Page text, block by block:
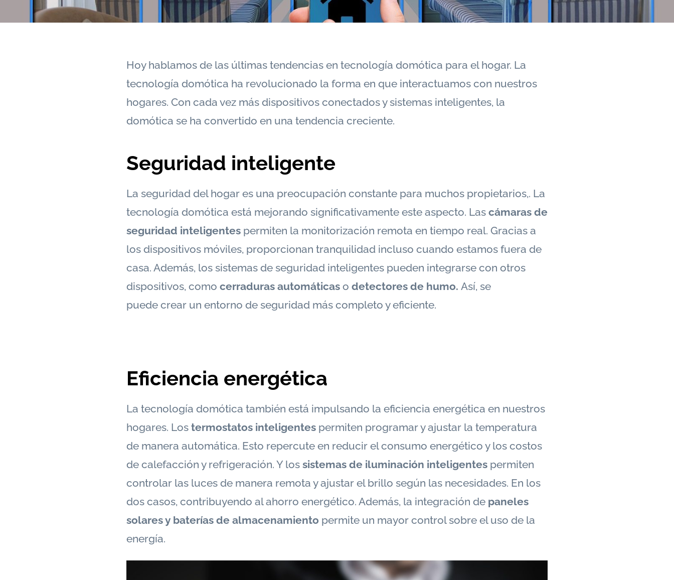
Hoy hablamos de las últimas tendencias en tecnología domótica para el hogar. La
tecnología domótica ha revolucionado la forma en que interactuamos con nuestros
hogares. Con cada vez más dispositivos conectados y sistemas inteligentes, la
domótica se ha convertido en una tendencia creciente.
Seguridad inteligente
La seguridad del hogar es una preocupación constante para muchos propietarios,. La
tecnología domótica está mejorando significativamente este aspecto. Las cámaras de
seguridad inteligentes permiten la monitorización remota en tiempo real. Gracias a
los dispositivos móviles, proporcionan tranquilidad incluso cuando estamos fuera de
casa. Además, los sistemas de seguridad inteligentes pueden integrarse con otros
dispositivos, como cerraduras automáticas o detectores de humo. Así, se
puede crear un entorno de seguridad más completo y eficiente.
Eficiencia energética
La tecnología domótica también está impulsando la eficiencia energética en nuestros
hogares. Los termostatos inteligentes permiten programar y ajustar la temperatura
de manera automática. Esto repercute en reducir el consumo energético y los costos
de calefacción y refrigeración. Y los sistemas de iluminación inteligentes permiten
controlar las luces de manera remota y ajustar el brillo según las necesidades. En los
dos casos, contribuyendo al ahorro energético. Además, la integración de paneles
solares y baterías de almacenamiento permite un mayor control sobre el uso de la
energía.